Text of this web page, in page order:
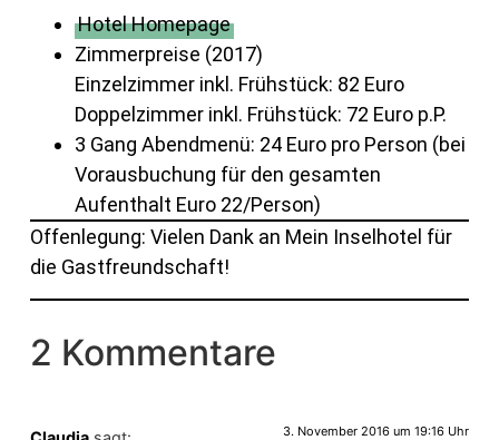
Hotel Homepage
Zimmerpreise (2017)
Einzelzimmer inkl. Frühstück: 82 Euro
Doppelzimmer inkl. Frühstück: 72 Euro p.P.
3 Gang Abendmenü: 24 Euro pro Person (bei
Vorausbuchung für den gesamten
Aufenthalt Euro 22/Person)
Offenlegung: Vielen Dank an Mein Inselhotel für
die Gastfreundschaft!
2 Kommentare
3. November 2016 um 19:16 Uhr